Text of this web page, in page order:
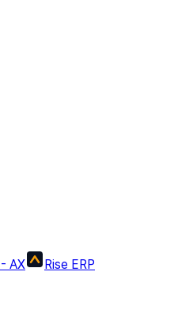
AX Rise ERP